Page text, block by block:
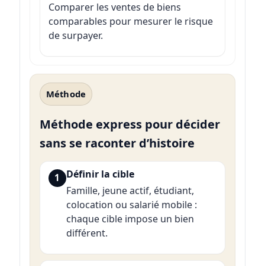
Comparer les ventes de biens
comparables pour mesurer le risque
de surpayer.
Méthode
Méthode express pour décider
sans se raconter d’histoire
1
Définir la cible
Famille, jeune actif, étudiant,
colocation ou salarié mobile :
chaque cible impose un bien
différent.